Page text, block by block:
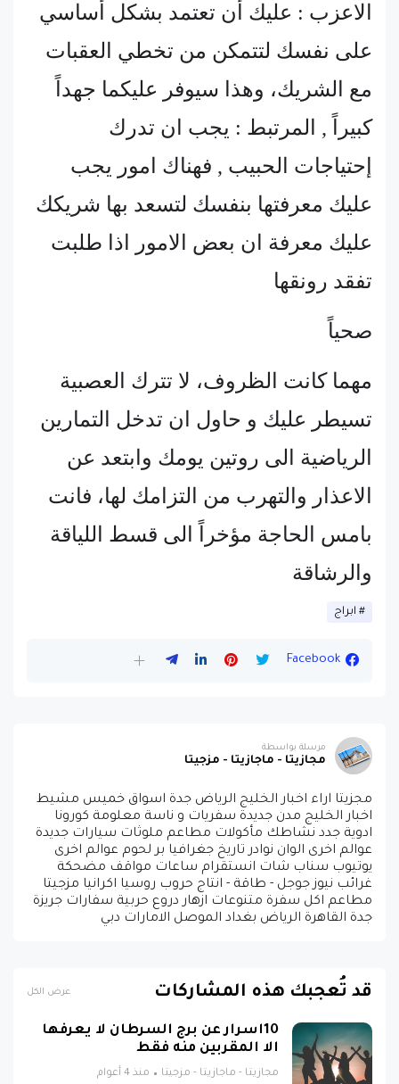
الاعزب : عليك أن تعتمد بشكل أساسي
على نفسك لتتمكن من تخطي العقبات
مع الشريك، وهذا سيوفر عليكما جهداً
كبيراً , المرتبط : يجب ان تدرك
إحتياجات الحبيب , فهناك امور يجب
عليك معرفتها بنفسك لتسعد بها شريكك
عليك معرفة ان بعض الامور اذا طلبت
تفقد رونقها
صحياً
مهما كانت الظروف، لا تترك العصبية
تسيطر عليك و حاول ان تدخل التمارين
الرياضية الى روتين يومك وابتعد عن
الاعذار والتهرب من التزامك لها، فانت
بامس الحاجة مؤخراً الى قسط اللياقة
والرشاقة
ابراج
Facebook
مرسلة بواسطة
مجازيتا - ماجازيتا - مزجيتا
مجزيتا اراء اخبار الخليج الرياض جدة اسواق خميس مشيط
اخبار الخليج مدن جديدة سفريات و ناسة معلومة كورونا
ادوية جدد نشاطك مأكولات مطاعم ملوثات سيارات جديدة
عوالم اخرى الوان نوادر تاريخ جغرافيا بر لحوم عوالم اخرى
يوتيوب سناب شات انستقرام ساعات مواقف مضحكة
غرائب نيوز جوجل - طاقة - انتاج حروب روسيا اكرانيا مزجيتا
مطاعم اكل سفرة متنوعات ازهار دروع حربية سفارات جريزة
جدة القاهرة الرياض بغداد الموصل الامارات دبي
قد تُعجبك هذه المشاركات عرض الكل
10اسرار عن برج السرطان لا يعرفها
الا المقربين منه فقط
مجازيتا - ماجازيتا - مزجيتا منذ 4 أعوام